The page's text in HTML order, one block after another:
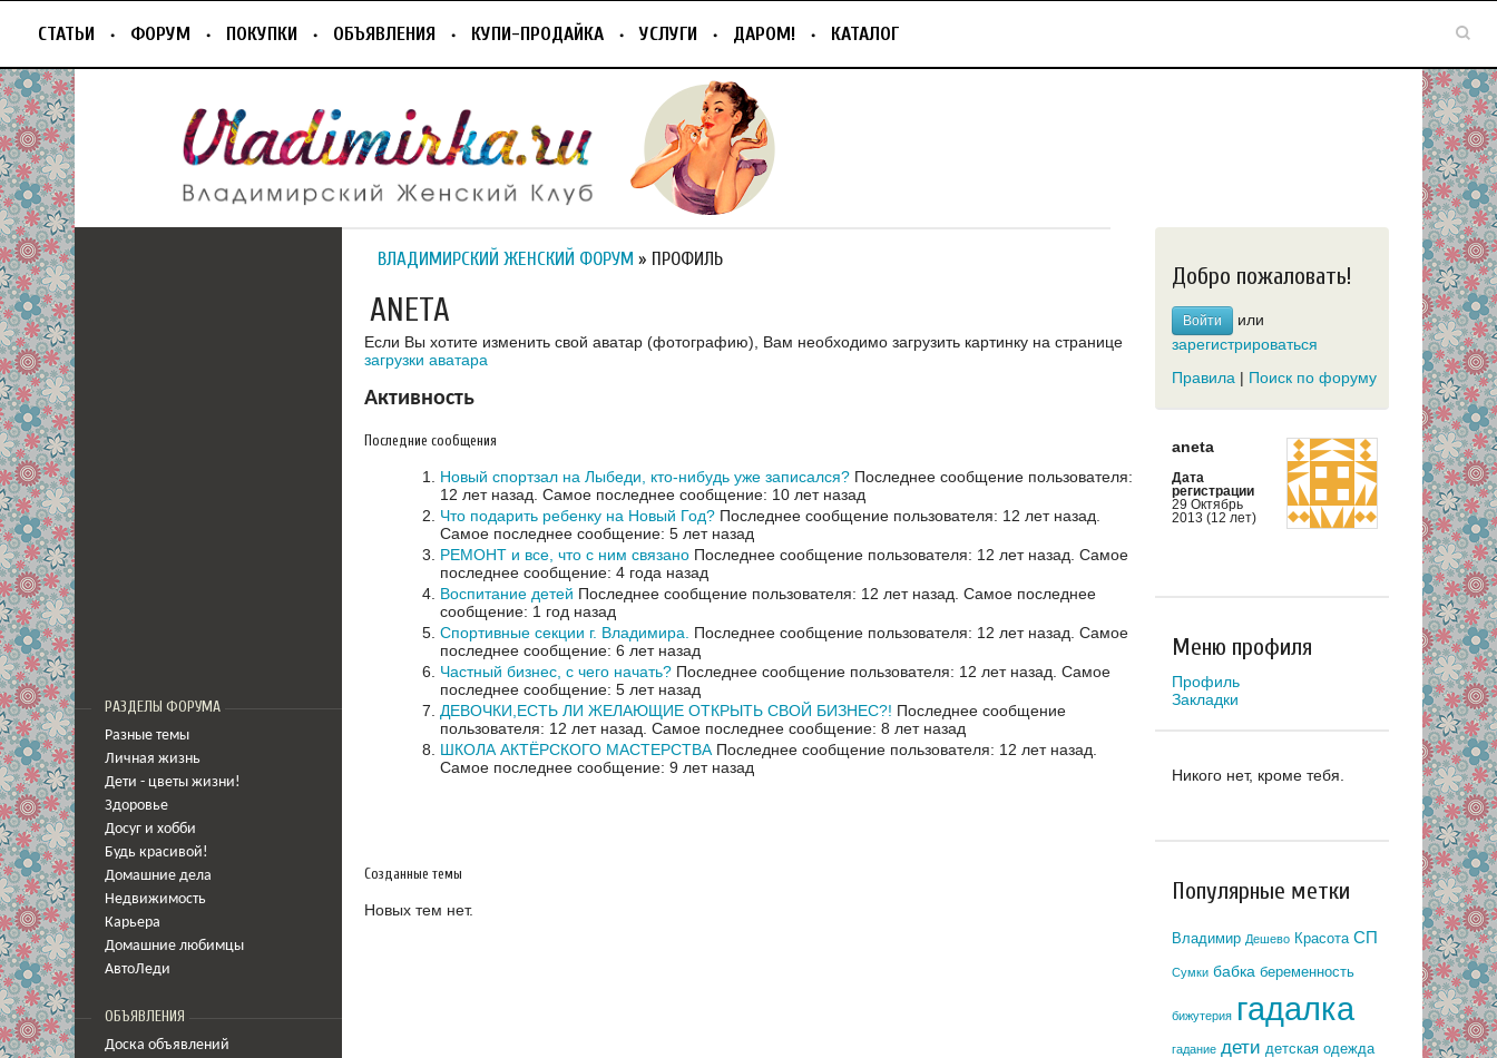
СТАТЬИ ФОРУМ ПОКУПКИ ОБЪЯВЛЕНИЯ КУПИ-ПРОДАЙКА УСЛУГИ ДАРОМ! КАТАЛОГ
РАЗДЕЛЫ ФОРУМА
Разные темы
Личная жизнь
Дети - цветы жизни!
Здоровье
Досуг и хобби
Будь красивой!
Домашние дела
Недвижимость
Карьера
Домашние любимцы
АвтоЛеди
ОБЪЯВЛЕНИЯ
Доска объявлений
ВЛАДИМИРСКИЙ ЖЕНСКИЙ ФОРУМ » ПРОФИЛЬ
ANETA
Если Вы хотите изменить свой аватар (фотографию), Вам необходимо загрузить картинку на странице
загрузки аватара
Активность
Последние сообщения
Новый спортзал на Лыбеди, кто-нибудь уже записался? Последнее сообщение пользователя:
12 лет назад. Самое последнее сообщение: 10 лет назад
Что подарить ребенку на Новый Год? Последнее сообщение пользователя: 12 лет назад.
Самое последнее сообщение: 5 лет назад
РЕМОНТ и все, что с ним связано Последнее сообщение пользователя: 12 лет назад. Самое
последнее сообщение: 4 года назад
Воспитание детей Последнее сообщение пользователя: 12 лет назад. Самое последнее
сообщение: 1 год назад
Спортивные секции г. Владимира. Последнее сообщение пользователя: 12 лет назад. Самое
последнее сообщение: 6 лет назад
Частный бизнес, с чего начать? Последнее сообщение пользователя: 12 лет назад. Самое
последнее сообщение: 5 лет назад
ДЕВОЧКИ,ЕСТЬ ЛИ ЖЕЛАЮЩИЕ ОТКРЫТЬ СВОЙ БИЗНЕС?! Последнее сообщение
пользователя: 12 лет назад. Самое последнее сообщение: 8 лет назад
ШКОЛА АКТЁРСКОГО МАСТЕРСТВА Последнее сообщение пользователя: 12 лет назад.
Самое последнее сообщение: 9 лет назад
Созданные темы
Новых тем нет.
Добро пожаловать!
Войти
или
зарегистрироваться
Правила | Поиск по форуму
aneta
Дата
регистрации
29 Октябрь
2013 (12 лет)
Меню профиля
Профиль
Закладки
Никого нет, кроме тебя.
Популярные метки
Владимир Дешево Красота СП
Сумки бабка беременность
бижутерия гадалка
гадание дети детская одежда